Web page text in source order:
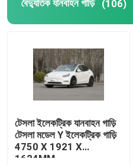
লিপ মোটর গাড়ি
বৈদ্যুতিক এম জি গাড়ি
রাইজিং অটো
আইএম ইলেকট্রিক গাড়ি
বৈদ্যুতিক যানবাহন গাড়ি (106)
টেসলা ইলেকট্রিক যানবাহন গাড়ি
টেসলা মডেল Y ইলেকট্রিক গাড়ি
4750 X 1921 X
1624MM